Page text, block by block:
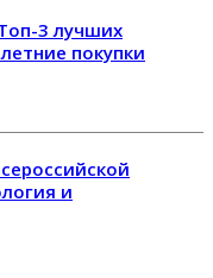
3 лучших
покупки
и